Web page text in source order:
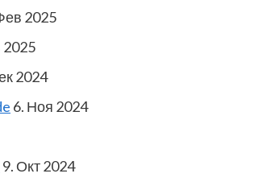
2025
2025
2024
6. Ноя 2024
9. Окт 2024